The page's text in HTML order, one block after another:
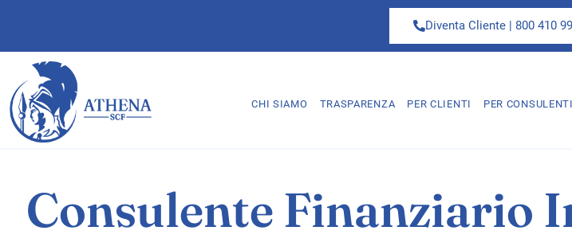
Diventa Cliente | 800 410
CHI SIAMO TRASPARENZA PER CLIENTI PER CONSULENTI
Consulente Finanziario